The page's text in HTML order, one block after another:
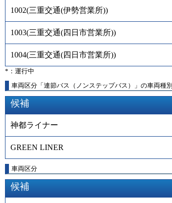
1002(三重交通(伊勢営業所))
1003(三重交通(四日市営業所))
1004(三重交通(四日市営業所))
*：運行中
車両区分「連節バス（ノンステップバス）」の車両種別
候補
神都ライナー
GREEN LINER
車両区分
候補